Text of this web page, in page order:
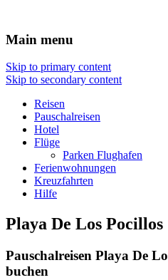
Reisen Hotel Flug
Main menu
Skip to primary content
Skip to secondary content
Reisen
Pauschalreisen
Hotel
Flüge
Parken Flughafen
Ferienwohnungen
Kreuzfahrten
Hilfe
Playa De Los Pocillos
Pauschalreisen Playa De
buchen